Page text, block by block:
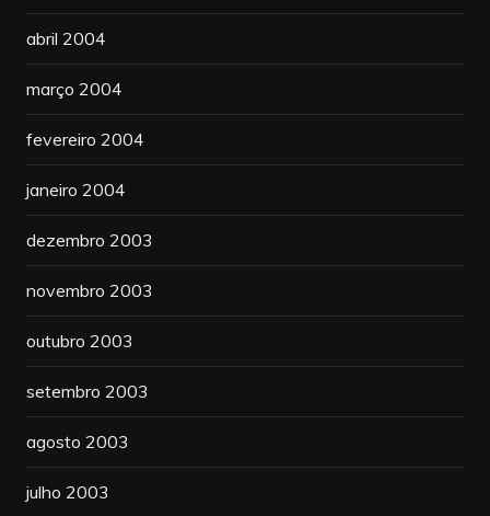
abril 2004
março 2004
fevereiro 2004
janeiro 2004
dezembro 2003
novembro 2003
outubro 2003
setembro 2003
agosto 2003
julho 2003